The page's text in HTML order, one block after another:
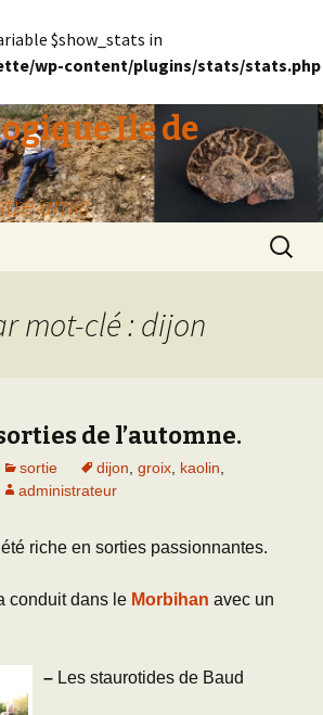
$show_stats in
wp-content/plugins/stats/stats.php
Ile de
amis
mot-clé : dijon
de l’automne.
sortie dijon groix kaolin
administrateur
riche en sorties passionnantes.
conduit dans le Morbihan avec un
– Les staurotides de Baud